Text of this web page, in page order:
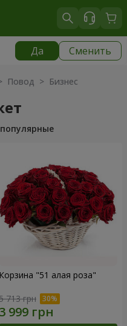
Да Сменить
Повод > Бизнес
популярные
Корзина "51 алая роза"
713 грн